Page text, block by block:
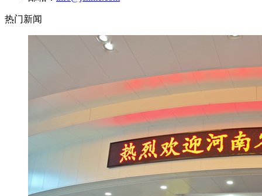
热门新闻